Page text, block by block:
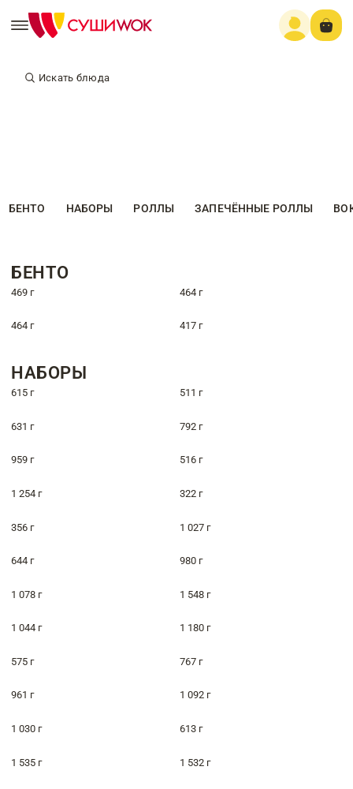
Искать блюда
БЕНТО НАБОРЫ РОЛЛЫ ЗАПЕЧЁННЫЕ РОЛЛЫ
БЕНТО
469 г 464 г
464 г 417 г
НАБОРЫ
615 г 511 г
631 г 792 г
959 г 516 г
1 254 г 322 г
356 г 1 027 г
644 г 980 г
1 078 г 1 548 г
1 044 г 1 180 г
575 г 767 г
961 г 1 092 г
1 030 г 613 г
1 535 г 1 532 г